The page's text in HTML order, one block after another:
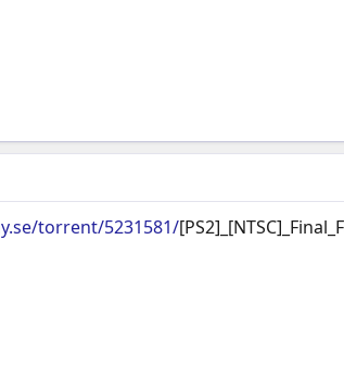
torrent/5231581/